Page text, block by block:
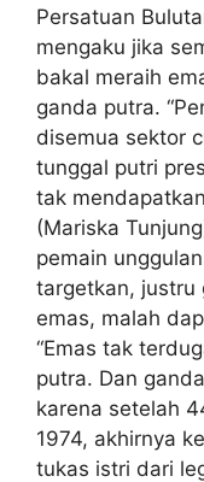
Persatuan
mengaku jika
bakal meraih
ganda putra.
disemua sektor
tunggal putri
tak
(Mariska
pemain
targetkan, justru
emas, malah
“Emas tak
putra. Dan
karena setelah
1974, akhirnya
tukas istri dari